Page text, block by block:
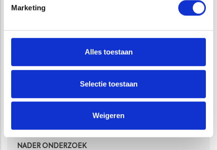
Marketing
Alles toestaan
Selectie toestaan
Weigeren
GEDRAGSCODES OPSTELLEN EN IMPLEMENTEREN
INVENTARISATIE EN MONITORING
NADER ONDERZOEK